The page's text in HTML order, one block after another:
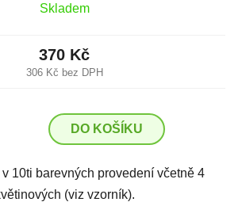
Skladem
306 Kč bez DPH
370 Kč
DO KOŠÍKU
10ti barevných provedení včetně 4
(viz vzorník).